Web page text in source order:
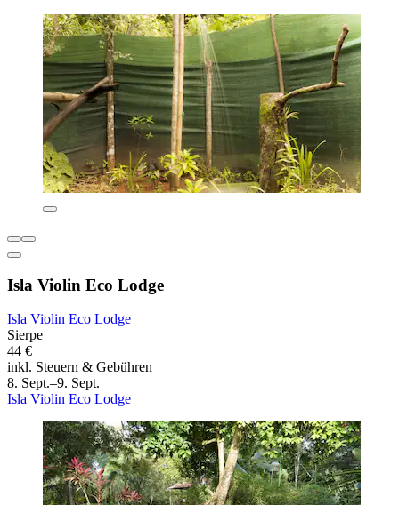
Isla Violin Eco Lodge
Isla Violin Eco Lodge
Sierpe
44 €
inkl. Steuern & Gebühren
8. Sept.–9. Sept.
Isla Violin Eco Lodge